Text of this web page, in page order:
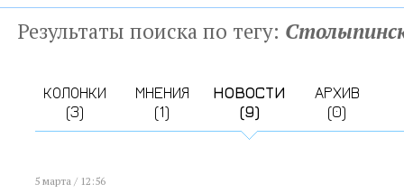
Результаты поиска по тегу:
КОЛОНКИ
(3)
МНЕНИЯ
(1)
НОВОСТИ
(9)
АРХИВ
(0)
5 марта / 12:56